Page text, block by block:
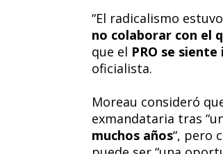
“El radicalismo
no colaborar con el
que el PRO se
oficialista.
Moreau consideró
exmandataria tras
muchos años“, pero